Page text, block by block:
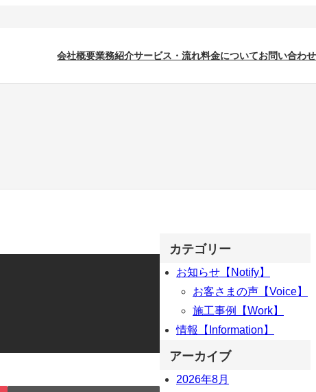
会社概要業務紹介サービス・流れ料金についてお問い合わせ
カテゴリー
お知らせ【Notify】
お客さまの声【Voice】
施工事例【Work】
情報【Information】
アーカイブ
2026年8月